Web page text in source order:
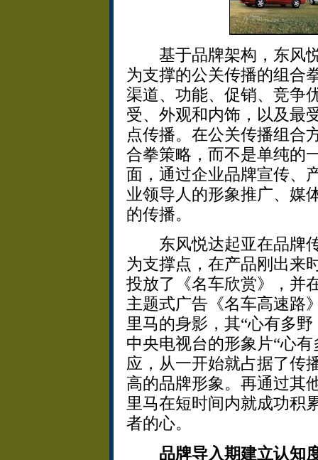
基于品牌架构，东风悦
为支撑的公关传播的组合
渠道、功能、促销、竞争
受、外观和内饰，以及最
点传播。在公关传播组合
合拳策略，而不是单纯的
面，通过企业品牌宣传、
业领导人的形象推广、媒
的传播。
东风悦达起亚在品牌传
为支撑点，在产品刚出来
投放了《名车欣赏》，并
主题式广告《名车高速路
里马的身影，其“心有多
中央电视台的形象片“心
应，从一开始就占据了传
高的品牌形象。再通过其
里马在短时间内就成功积
者的心。
品牌导入期建立认知